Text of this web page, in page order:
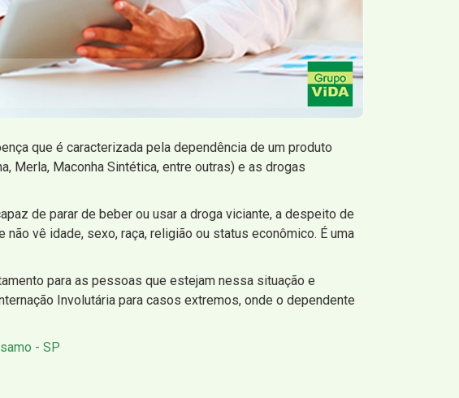
que é caracterizada pela dependência de um produto
Merla, Maconha Sintética, entre outras) e as drogas
de parar de beber ou usar a droga viciante, a despeito de
vê idade, sexo, raça, religião ou status econômico. É uma
para as pessoas que estejam nessa situação e
Involutária para casos extremos, onde o dependente
- SP